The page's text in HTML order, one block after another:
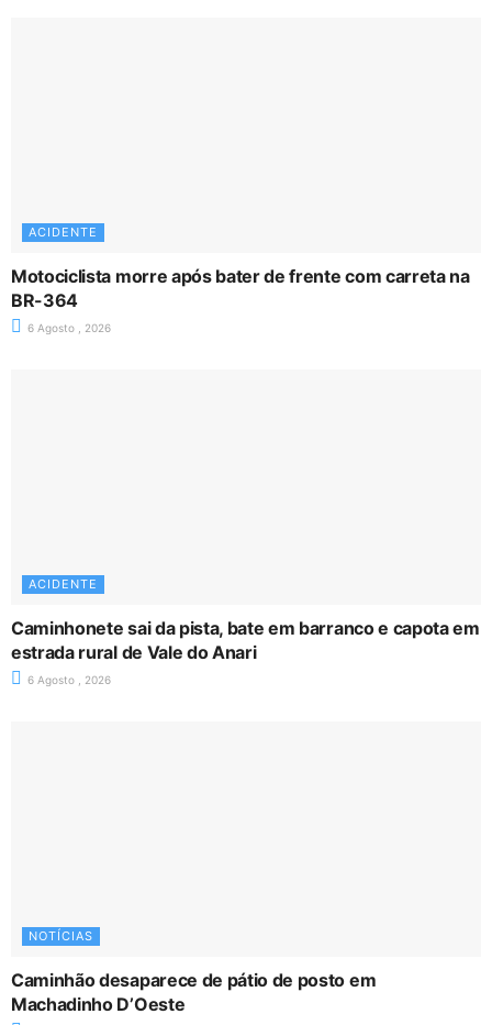
ACIDENTE
Motociclista morre após bater de frente com carreta na
BR-364
6 Agosto , 2026
ACIDENTE
Caminhonete sai da pista, bate em barranco e capota em
estrada rural de Vale do Anari
6 Agosto , 2026
NOTÍCIAS
Caminhão desaparece de pátio de posto em
Machadinho D’Oeste